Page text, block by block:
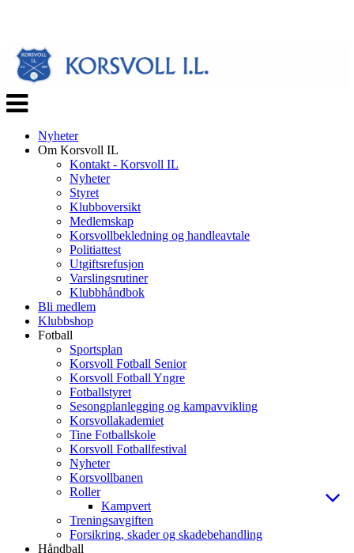
Veksle
navigasjon
Nyheter
Om Korsvoll IL
Kontakt - Korsvoll IL
Nyheter
Styret
Klubboversikt
Medlemskap
Korsvollbekledning og handleavtale
Politiattest
Utgiftsrefusjon
Varslingsrutiner
Klubbhåndbok
Bli medlem
Klubbshop
Fotball
Sportsplan
Korsvoll Fotball Senior
Korsvoll Fotball Yngre
Fotballstyret
Sesongplanlegging og kampavvikling
Korsvollakademiet
Tine Fotballskole
Korsvoll Fotballfestival
Nyheter
Korsvollbanen
Roller
Kampvert
Treningsavgiften
Forsikring, skader og skadebehandling
Håndball